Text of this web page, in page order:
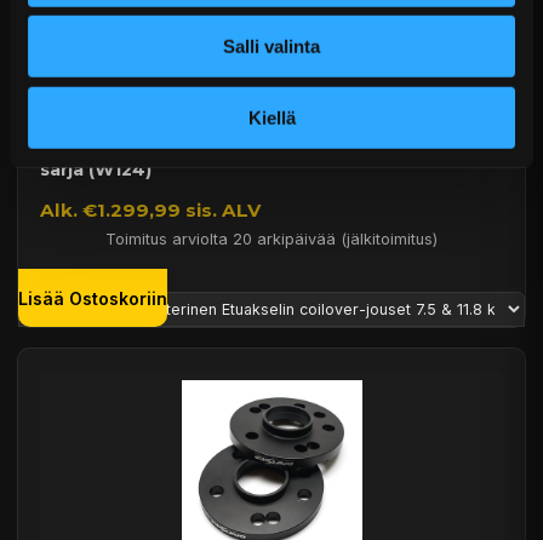
Salli valinta
Kiellä
D2 Street Coilover-alustasarja Mercedes-Benz E-
sarja (W124)
Alk. €1.299,99 sis. ALV
Toimitus arviolta 20 arkipäivää (jälkitoimitus)
Lisää Ostoskoriin